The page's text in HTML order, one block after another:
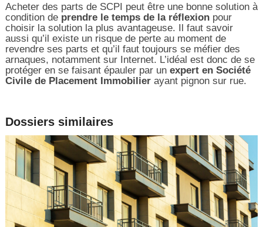
Acheter des parts de SCPI peut être une bonne solution à
condition de prendre le temps de la réflexionpour
choisir la solution la plus avantageuse. Il faut savoir
aussi qu’il existe un risque de perte au moment de
revendre ses parts et qu’il faut toujours se méfier des
arnaques, notamment sur Internet. L’idéal est donc de se
protéger en se faisant épauler par un expert en Société
Civile de Placement Immobilier ayant pignon sur rue.
Dossiers similaires